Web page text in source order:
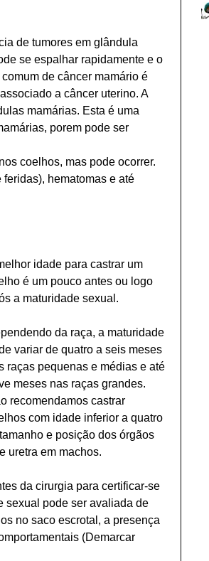
de tumores em glândula
se espalhar rapidamente e o
de câncer mamário é
a câncer uterino. A
mamárias. Esta é uma
porem pode ser
coelhos, mas pode ocorrer.
hematomas e até
idade para castrar um
é um pouco antes ou logo
a maturidade sexual.
da raça, a maturidade
variar de quatro a seis meses
raças pequenas e médias e até
meses nas raças grandes.
recomendamos castrar
com idade inferior a quatro
e posição dos órgãos
uretra em machos.
da cirurgia para certificar-se
sexual pode ser avaliada de
no saco escrotal, a presença
(Demarcar